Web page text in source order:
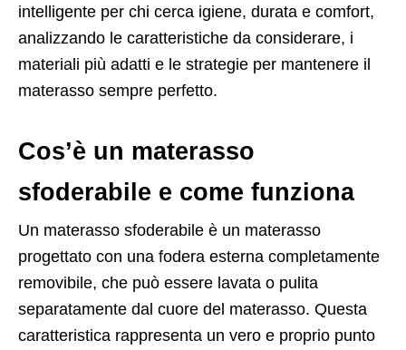
intelligente per chi cerca igiene, durata e comfort,
analizzando le caratteristiche da considerare, i
materiali più adatti e le strategie per mantenere il
materasso sempre perfetto.
Cos’è un materasso
sfoderabile e come funziona
Un materasso sfoderabile è un materasso
progettato con una fodera esterna completamente
removibile, che può essere lavata o pulita
separatamente dal cuore del materasso. Questa
caratteristica rappresenta un vero e proprio punto